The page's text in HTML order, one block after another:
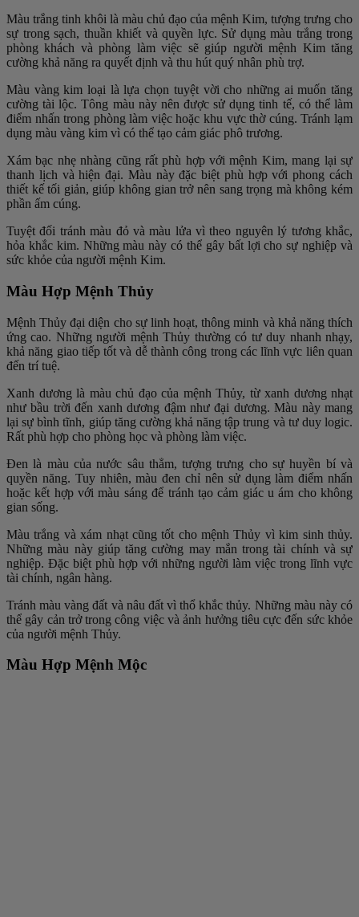
Màu trắng tinh khôi là màu chủ đạo của mệnh Kim, tượng trưng cho
sự trong sạch, thuần khiết và quyền lực. Sử dụng màu trắng trong
phòng khách và phòng làm việc sẽ giúp người mệnh Kim tăng
cường khả năng ra quyết định và thu hút quý nhân phù trợ.
Màu vàng kim loại là lựa chọn tuyệt vời cho những ai muốn tăng
cường tài lộc. Tông màu này nên được sử dụng tinh tế, có thể làm
điểm nhấn trong phòng làm việc hoặc khu vực thờ cúng. Tránh lạm
dụng màu vàng kim vì có thể tạo cảm giác phô trương.
Xám bạc nhẹ nhàng cũng rất phù hợp với mệnh Kim, mang lại sự
thanh lịch và hiện đại. Màu này đặc biệt phù hợp với phong cách
thiết kế tối giản, giúp không gian trở nên sang trọng mà không kém
phần ấm cúng.
Tuyệt đối tránh màu đỏ và màu lửa vì theo nguyên lý tương khắc,
hỏa khắc kim. Những màu này có thể gây bất lợi cho sự nghiệp và
sức khỏe của người mệnh Kim.
Màu Hợp Mệnh Thủy
Mệnh Thủy đại diện cho sự linh hoạt, thông minh và khả năng thích
ứng cao. Những người mệnh Thủy thường có tư duy nhanh nhạy,
khả năng giao tiếp tốt và dễ thành công trong các lĩnh vực liên quan
đến trí tuệ.
Xanh dương là màu chủ đạo của mệnh Thủy, từ xanh dương nhạt
như bầu trời đến xanh dương đậm như đại dương. Màu này mang
lại sự bình tĩnh, giúp tăng cường khả năng tập trung và tư duy logic.
Rất phù hợp cho phòng học và phòng làm việc.
Đen là màu của nước sâu thẳm, tượng trưng cho sự huyền bí và
quyền năng. Tuy nhiên, màu đen chỉ nên sử dụng làm điểm nhấn
hoặc kết hợp với màu sáng để tránh tạo cảm giác u ám cho không
gian sống.
Màu trắng và xám nhạt cũng tốt cho mệnh Thủy vì kim sinh thủy.
Những màu này giúp tăng cường may mắn trong tài chính và sự
nghiệp. Đặc biệt phù hợp với những người làm việc trong lĩnh vực
tài chính, ngân hàng.
Tránh màu vàng đất và nâu đất vì thổ khắc thủy. Những màu này có
thể gây cản trở trong công việc và ảnh hưởng tiêu cực đến sức khỏe
của người mệnh Thủy.
Màu Hợp Mệnh Mộc